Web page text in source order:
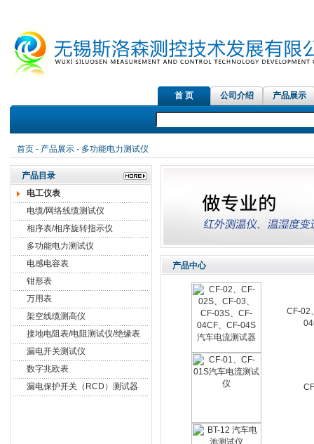
首 页 公司介绍 产品展示
首页- 产品展示- 多功能电力测试仪
产品目录
电工仪表
电缆/网络线缆测试仪
相序表/相序旋转指示仪
多功能电力测试仪
电感电容表
钳形表
万用表
架空线缆测高仪
接地电阻表/电阻测试仪/绝缘表
漏电开关测试仪
数字兆欧表
漏电保护开关（RCD）测试器
产品中心
CF-02